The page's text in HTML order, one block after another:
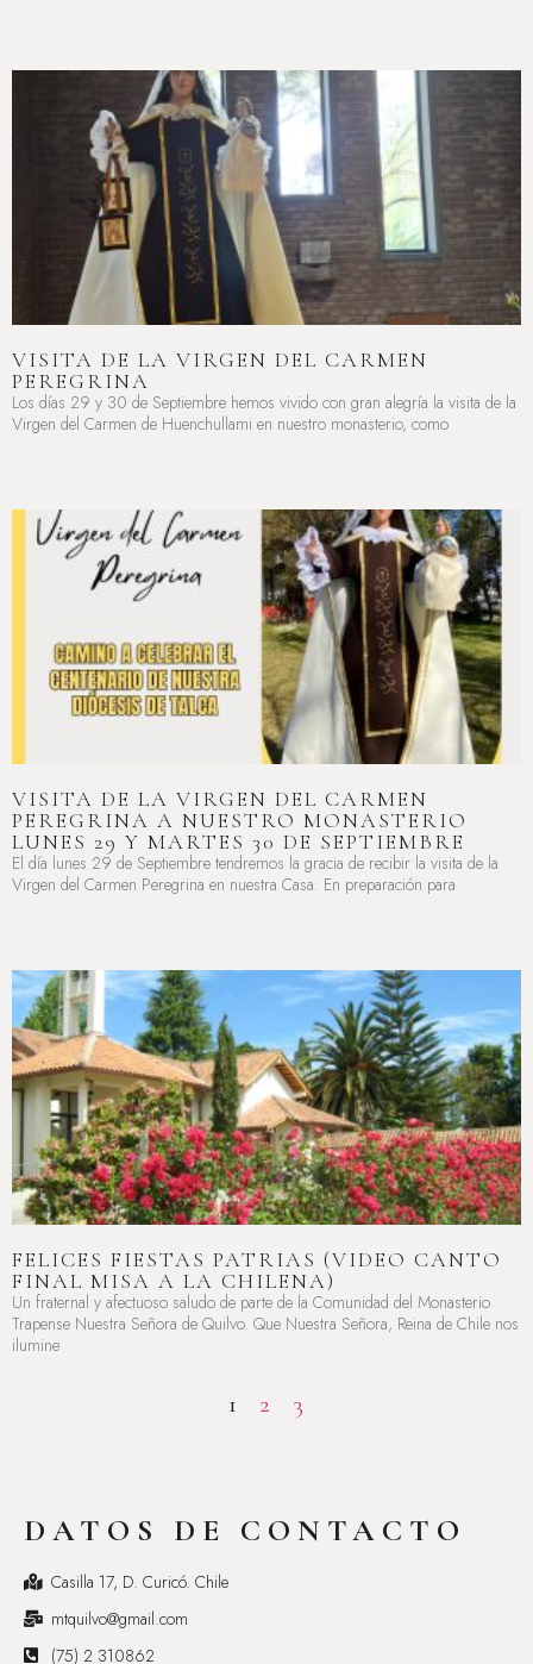
VISITA DE LA VIRGEN DEL CARMEN
PEREGRINA
Los días 29 y 30 de Septiembre hemos vivido con gran alegría la visita de la
Virgen del Carmen de Huenchullami en nuestro monasterio, como
VISITA DE LA VIRGEN DEL CARMEN
PEREGRINA A NUESTRO MONASTERIO
LUNES 29 Y MARTES 30 DE SEPTIEMBRE
El día lunes 29 de Septiembre tendremos la gracia de recibir la visita de la
Virgen del Carmen Peregrina en nuestra Casa. En preparación para
FELICES FIESTAS PATRIAS (VIDEO CANTO
FINAL MISA A LA CHILENA)
Un fraternal y afectuoso saludo de parte de la Comunidad del Monasterio
Trapense Nuestra Señora de Quilvo. Que Nuestra Señora, Reina de Chile nos
ilumine
1 2 3
DATOS DE CONTACTO
Casilla 17, D. Curicó. Chile
mtquilvo@gmail.com
(75) 2 310862